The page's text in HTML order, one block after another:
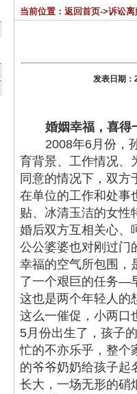
当前位置： 返回首页->诉讼离
发表日期
婚姻幸福，喜得
2008年6月份，
育背景、工作情况、
同意的情况下，双
在单位的工作和处事
贴、冰清玉洁的女性
婚后双方互相 关心、
公公婆婆也对刚过门
幸福的空气所包围，
了一个艰巨的任务—
这也是两个年轻人的
这么一催促，小两口
5月份出生了，孩子
忙的不亦乐乎，整个
的爷爷奶奶给孩子起
长大，一场无形的硝